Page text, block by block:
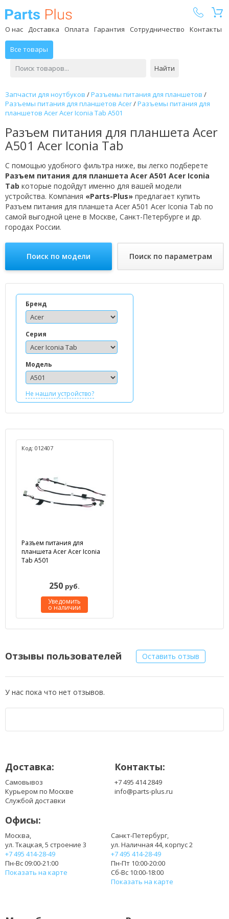
О нас Доставка Оплата Гарантия Сотрудничество Контакты
Все товары
Найти
Запчасти для ноутбуков /Разъемы питания для планшетов /
Разъемы питания для планшетов Acer/Разъемы питания для
планшетов Acer Acer Iconia Tab A501
Разъем питания для планшета Acer
A501 Acer Iconia Tab
С помощью удобного фильтра ниже, вы легко подберете
Разъем питания для планшета Acer A501 Acer Iconia
Tab которые подойдут именно для вашей модели
устройства. Компания «Parts-Plus» предлагает купить
Разъем питания для планшета Acer A501 Acer Iconia Tab по
самой выгодной цене в Москве, Санкт-Петербурге и др.
городах России.
Поиск по модели Поиск по параметрам
Бренд
Серия
Модель
Не нашли устройство?
Код: 012407
Разъем питания для
планшета Acer Acer Iconia
Tab A501
250 руб.
Уведомить
о наличии
Отзывы пользователей Оставить отзыв
У нас пока что нет отзывов.
Доставка:
Самовывоз
Курьером по Москве
Службой доставки
Контакты:
+7 495 414 2849
info@parts-plus.ru
Офисы:
Москва,
ул. Ткацкая, 5 строение 3
+7 495 414-28-49
Пн-Вс 09:00-21:00
Показать на карте
Санкт-Петербург,
ул. Наличная 44, корпус 2
+7 495 414-28-49
Пн-Пт 10:00-20:00
Сб-Вс 10:00-18:00
Показать на карте